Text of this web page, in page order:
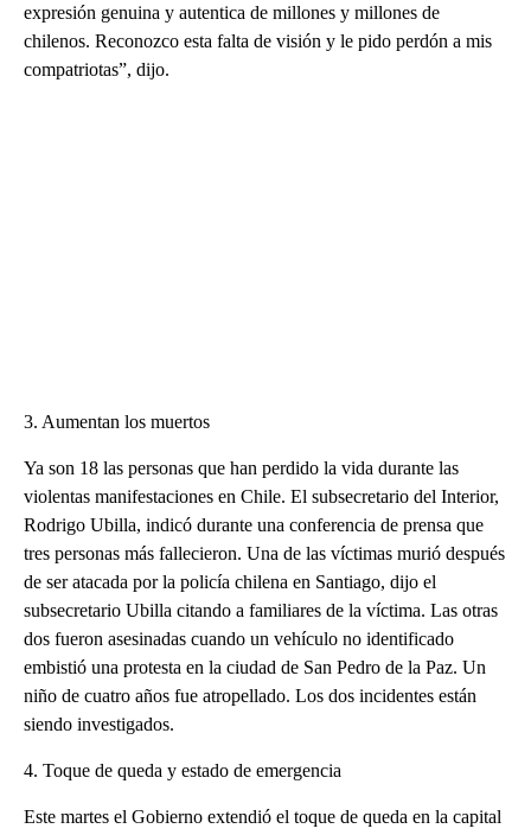
expresión genuina y autentica de millones y millones de
chilenos. Reconozco esta falta de visión y le pido perdón a mis
compatriotas”, dijo.
3. Aumentan los muertos
Ya son 18 las personas que han perdido la vida durante las
violentas manifestaciones en Chile. El subsecretario del Interior,
Rodrigo Ubilla, indicó durante una conferencia de prensa que
tres personas más fallecieron. Una de las víctimas murió después
de ser atacada por la policía chilena en Santiago, dijo el
subsecretario Ubilla citando a familiares de la víctima. Las otras
dos fueron asesinadas cuando un vehículo no identificado
embistió una protesta en la ciudad de San Pedro de la Paz. Un
niño de cuatro años fue atropellado. Los dos incidentes están
siendo investigados.
4. Toque de queda y estado de emergencia
Este martes el Gobierno extendió el toque de queda en la capital